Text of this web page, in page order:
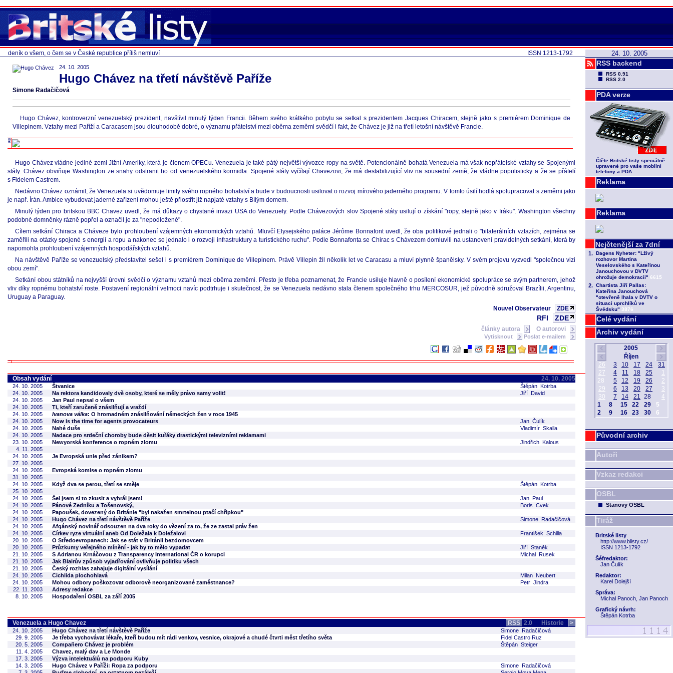
24. 10. 2005
RSS backend
RSS 0.91
RSS 2.0
PDA verze
Čtěte Britské listy speciálně
upravené pro vaše mobilní
telefony a PDA
Reklama
Reklama
Celé vydání
Archiv vydání
Původní archiv
Autoři
Vzkaz redakci
OSBL
Stanovy OSBL
Tiráž
Britské listy
http://www.blisty.cz/
ISSN 1213-1792
Šéfredaktor:
Jan Čulík
Redaktor:
Karel Dolejší
Správa:
Michal Panoch, Jan Panoch
Grafický návrh:
Štěpán Kotrba
ISSN 1213-1792
deník o všem, o čem se v České republice příliš nemluví
24. 10. 2005
Hugo Chávez na třetí návštěvě Paříže
Simone Radačičová
Hugo Chávez, kontroverzní venezuelský prezident, navštívil minulý týden Francii. Během svého krátkého pobytu se setkal s prezidentem Jacques Chiracem, stejně jako s premiérem Dominique de
Villepinem. Vztahy mezi Paříží a Caracasem jsou dlouhodobě dobré, o významu přátelství mezi oběma zeměmi svědčí i fakt, že Chávez je již na třetí letošní návštěvě Francie.
Hugo Chávez vládne jediné zemi Jižní Ameriky, která je členem OPECu. Venezuela je také pátý největší vývozce ropy na světě. Potencionálně bohatá Venezuela má však nepřátelské vztahy se Spojenými
státy. Chávez obviňuje Washington ze snahy odstranit ho od venezuelského kormidla. Spojené státy vyčítají Chavezovi, že má destabilizující vliv na sousední země, že vládne populisticky a že se přátelí
s Fidelem Castrem.
Nedávno Chávez oznámil, že Venezuela si uvědomuje limity svého ropného bohatství a bude v budoucnosti usilovat o rozvoj mírového jaderného programu. V tomto úsilí hodlá spolupracovat s zeměmi jako
je např. Írán. Ambice vybudovat jaderné zařízení mohou ještě přiostřit již napjaté vztahy s Bílým domem.
Minulý týden pro britskou BBC Chavez uvedl, že má důkazy o chystané invazi USA do Venezuely. Podle Chávezových slov Spojené státy usilují o získání "ropy, stejně jako v Iráku". Washington všechny
podobné domněnky rázně popřel a označil je za "nepodložené".
Cílem setkání Chiraca a Cháveze bylo prohloubení vzájemných ekonomických vztahů. Mluvčí Elysejského paláce Jérôme Bonnafont uvedl, že oba politikové jednali o "bilaterálních vztazích, zejména se
zaměřili na otázky spojené s energií a ropu a nakonec se jednalo i o rozvoji infrastruktury a turistického ruchu". Podle Bonnafonta se Chirac s Chávezem domluvili na ustanovení pravidelných setkání, která by
napomohla prohloubení vzájemných hospodářských vztahů.
Na návštěvě Paříže se venezuelský představitel sešel i s premiérem Dominique de Villepinem. Právě Villepin žil několik let ve Caracasu a mluví plynně španělsky. V svém projevu vyzvedl "společnou vizi
obou zemí".
Setkání obou státníků na nejvyšší úrovni svědčí o významu vztahů mezi oběma zeměmi. Přesto je třeba poznamenat, že Francie usiluje hlavně o posílení ekonomické spolupráce se svým partnerem, jehož
vliv díky ropnému bohatství roste. Postavení regionální velmoci navíc podtrhuje i skutečnost, že se Venezuela nedávno stala členem společného trhu MERCOSUR, jež původně sdružoval Brazílii, Argentinu,
Uruguay a Paraguay.
Nouvel Observateur
ZDE
RFI ZDE
články autora O autorovi
Vytisknout Poslat e-mailem
Obsah vydání 24. 10. 2005
24. 10. 2005 Štvanice
Štěpán Kotrba
24. 10. 2005
Na rektora kandidovaly dvě osoby, které se měly právo samy volit!
Jiří David
24. 10. 2005
Jan Paul nepsal o všem
24. 10. 2005
Ti, kteří zaručeně znásilňují a vraždí
24. 10. 2005
Ivanova válka: O hromadném znásilňování německých žen v roce 1945
24. 10. 2005
Now is the time for agents provocateurs
Jan Čulík
24. 10. 2005
Nahé duše
Vladimír Skalla
24. 10. 2005
Nadace pro srdeční choroby bude děsit kuřáky drastickými televizními reklamami
23. 10. 2005
Newyorská konference o ropném zlomu
Jindřich Kalous
4. 11. 2005
24. 10. 2005
Je Evropská unie před zánikem?
27. 10. 2005
24. 10. 2005
Evropská komise o ropném zlomu
31. 10. 2005
24. 10. 2005
Když dva se perou, třetí se směje
Štěpán Kotrba
25. 10. 2005
24. 10. 2005
Šel jsem si to zkusit a vyhrál jsem!
Jan Paul
24. 10. 2005
Pánové Zedníku a Tošenovský,
Boris Cvek
24. 10. 2005
Papoušek, dovezený do Británie "byl nakažen smrtelnou ptačí chřipkou"
24. 10. 2005
Hugo Chávez na třetí návštěvě Paříže
Simone Radačičová
24. 10. 2005
Afgánský novinář odsouzen na dva roky do vězení za to, že ze zastal práv žen
24. 10. 2005
Církev ryze virtuální aneb Od Doležala k Doležalovi
František Schilla
20. 10. 2005
O Středoevropanech: Jak se stát v Británii bezdomovcem
20. 10. 2005
Průzkumy veřejného mínění - jak by to mělo vypadat
Jiří Staněk
21. 10. 2005
S Adrianou Krnáčovou z Transparency International ČR o korupci
Michal Rusek
21. 10. 2005
Jak Blairův způsob vyjadřování ovlivňuje politiku všech
21. 10. 2005
Český rozhlas zahajuje digitální vysílání
24. 10. 2005
Cichlida plochohlavá
Milan Neubert
24. 10. 2005
Mohou odbory poškozovat odborově neorganizované zaměstnance?
Petr Jindra
22. 11. 2003
Adresy redakce
8. 10. 2005
Hospodaření OSBL za září 2005
Venezuela a Hugo Chavez RSS 2.0 Historie >
24. 10. 2005 Hugo Chávez na třetí návštěvě Paříže
Simone Radačičová
29. 9. 2005
Je třeba vychovávat lékaře, kteří budou mít rádi venkov, vesnice, okrajové a chudé čtvrti měst třetího světa
Fidel Castro Ruz
20. 5. 2005
Compañero Chávez je problém
Štěpán Steiger
11. 4. 2005
Chavez, malý dav a Le Monde
17. 3. 2005
Výzva intelektuálů na podporu Kuby
14. 3. 2005
Hugo Chávez v Paříži: Ropa za podporu
Simone Radačičová